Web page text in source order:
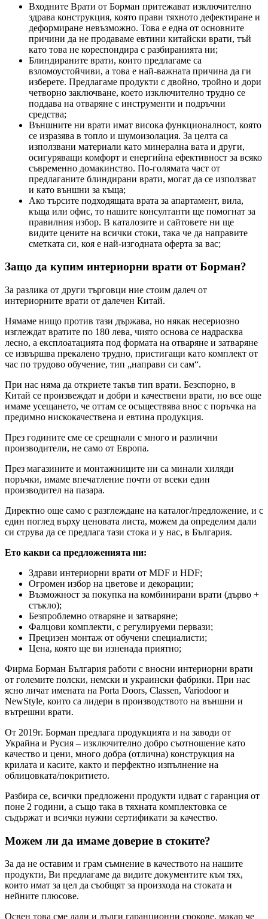
Входните Врати от Борман притежават изключително
здрава конструкция, която прави тяхното дефектиране и
деформиране невъзможно. Това е една от основните
причини да не продаваме евтини китайски врати, тъй
като това не кореспондира с разбиранията ни;
Блиндираните врати, които предлагаме са
взломоустойчиви, а това е най-важната причина да ги
изберете. Предлагаме продукти с двойно, тройно и дори
четворно заключване, което изключително трудно се
поддава на отваряне с инструменти и подръчни
средства;
Външните ни врати имат висока функционалност, която
се изразява в топло и шумоизолация. За целта са
използвани материали като минерална вата и други,
осигуряващи комфорт и енергийна ефективност за всяко
съвременно домакинство. По-голямата част от
предлаганите блиндирани врати, могат да се използват
и като външни за къща;
Ако търсите подходящата врата за апартамент, вила,
къща или офис, то нашите консултанти ще помогнат за
правилния избор. В каталозите и сайтовете ни ще
видите цените на всички стоки, така че да направите
сметката си, коя е най-изгодната оферта за вас;
Защо да купим интериорни врати от Борман?
За разлика от други търговци ние стоим далеч от
интериорните врати от далечен Китай.
Нямаме нищо против тази държава, но някак несериозно
изглеждат вратите по 180 лева, чиято основа се надрасква
лесно, а експлоатацията под формата на отваряне и затваряне
се извършва прекалено трудно, пристигащи като комплект от
час по трудово обучение, тип „направи си сам“.
При нас няма да откриете такъв тип врати. Безспорно, в
Китай се произвеждат и добри и качествени врати, но все още
имаме усещането, че оттам се осъществява внос с поръчка на
предимно нискокачествена и евтина продукция.
През годините сме се срещнали с много и различни
производители, не само от Европа.
През магазините и монтажниците ни са минали хиляди
поръчки, имаме впечатление почти от всеки един
производител на пазара.
Директно още само с разглеждане на каталог/предложение, и с
един поглед върху ценовата листа, можем да определим дали
си струва да се предлага тази стока и у нас, в България.
Ето какви са предложенията ни:
Здрави интериорни врати от MDF и HDF;
Огромен избор на цветове и декорации;
Възможност за покупка на комбинирани врати (дърво +
стъкло);
Безпроблемно отваряне и затваряне;
Фалцови комплекти, с регулируеми первази;
Прецизен монтаж от обучени специалисти;
Цена, която ще ви изненада приятно;
Фирма Борман България работи с вносни интериорни врати
от големите полски, немски и украински фабрики. При нас
ясно личат имената на Porta Doors, Classen, Variodoor и
NewStyle, които са лидери в производството на външни и
вътрешни врати.
От 2019г. Борман предлага продукцията и на заводи от
Украйна и Русия – изключително добро съотношение като
качество и цени, много добра (отлична) конструкция на
крилата и касите, както и перфектно изпълнение на
облицовката/покритието.
Разбира се, всички предложени продукти идват с гаранция от
поне 2 години, а също така в тяхната комплектовка се
съдържат и всички нужни сертификати за качество.
Можем ли да имаме доверие в стоките?
За да не оставим и грам съмнение в качеството на нашите
продукти, Ви предлагаме да видите документите към тях,
които имат за цел да съобщят за произхода на стоката и
нейните плюсове.
Освен това сме дали и дълги гаранционни срокове, макар че